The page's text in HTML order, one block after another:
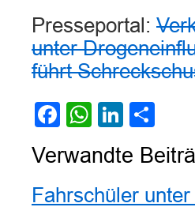
Presseportal:
unter
führt
Facebook
WhatsApp
Verwandte
Fahrschüler